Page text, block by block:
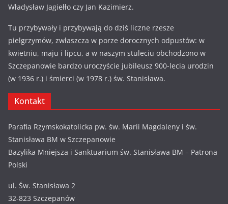
Władysław Jagiełło czy Jan Kazimierz.
Tu przybywały i przybywają do dziś liczne rzesze
pielgrzymów, zwłaszcza w porze dorocznych odpustów: w
kwietniu, maju i lipcu, a w naszym stuleciu obchodzono w
Szczepanowie bardzo uroczyście jubileusz 900-lecia urodzin
(w 1936 r.) i śmierci (w 1978 r.) św. Stanisława.
Kontakt
Parafia Rzymskokatolicka pw. św. Marii Magdaleny i św.
Stanisława BM w Szczepanowie
Bazylika Mniejsza i Sanktuarium św. Stanisława BM – Patrona
Polski
ul. Św. Stanisława 2
32-823 Szczepanów